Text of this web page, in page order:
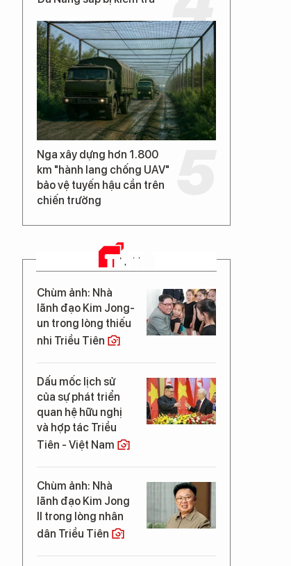
Nga xây dựng hơn 1.800
km "hành lang chống UAV"
bảo vệ tuyến hậu cần trên
chiến trường
TIN MỚI
Chùm ảnh: Nhà
lãnh đạo Kim Jong-
un trong lòng thiếu
nhi Triều Tiên
Dấu mốc lịch sử
của sự phát triển
quan hệ hữu nghị
và hợp tác Triều
Tiên - Việt Nam
Chùm ảnh: Nhà
lãnh đạo Kim Jong
Il trong lòng nhân
dân Triều Tiên